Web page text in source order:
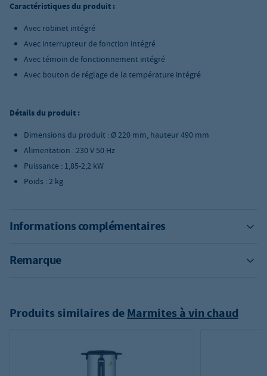
Caractéristiques du produit :
Avec robinet intégré
Avec interrupteur de fonction intégré
Avec témoin de fonctionnement intégré
Avec bouton de réglage de la température intégré
Détails du produit :
Dimensions du produit : Ø 220 mm, hauteur 490 mm
Alimentation : 230 V 50 Hz
Puissance : 1,85-2,2 kW
Poids : 2 kg
Informations complémentaires
Remarque
Produits similaires deMarmites à vin chaud